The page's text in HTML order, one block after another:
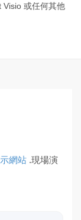
Visio 或任何其他
網站 .現場演